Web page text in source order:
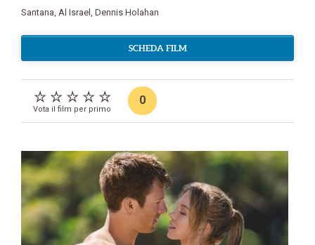
Santana Al Israel Dennis Holahan
SCHEDA FILM
Vota il film per primo
0